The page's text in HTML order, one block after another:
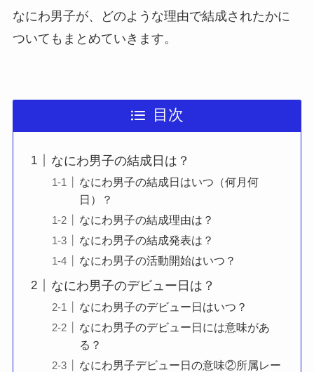
なにわ男子が、どのような理由で結成されたかに
ついてもまとめていきます。
目次
なにわ男子の結成日は？
なにわ男子の結成日はいつ（何月何
日）？
なにわ男子の結成理由は？
なにわ男子の結成発表は？
なにわ男子の活動開始はいつ？
なにわ男子のデビュー日は？
なにわ男子のデビュー日はいつ？
なにわ男子のデビュー日には意味があ
る？
なにわ男子デビュー日の意味②所属レー